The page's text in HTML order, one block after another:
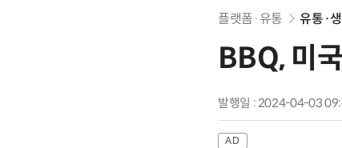
플랫폼·유통 유통·
BBQ, 미
발행일 : 2024-04-03